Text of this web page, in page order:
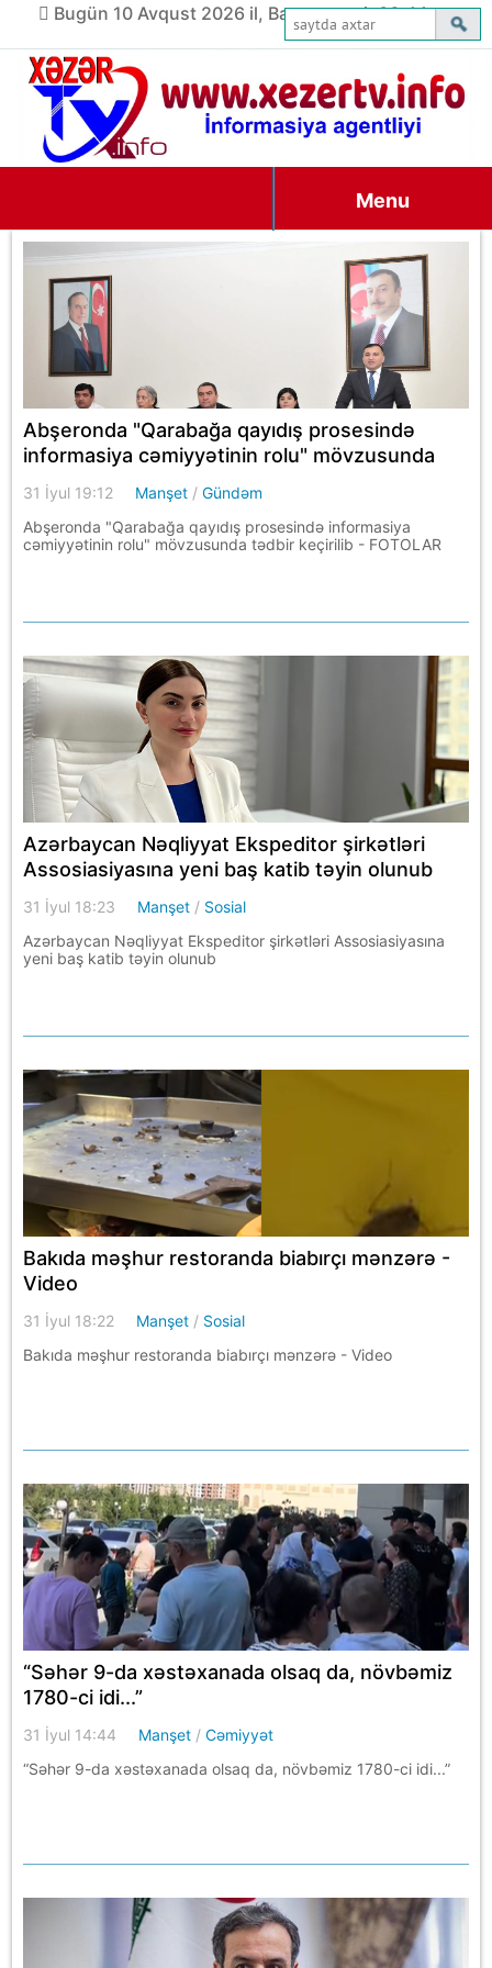
Bugün 10 Avqust 2026 il, Bazar ertəsi, 06:44
Menu
Abşeronda "Qarabağa qayıdış prosesində
informasiya cəmiyyətinin rolu" mövzusunda
tədbir keçirilib - FOTOLAR
31 İyul 19:12 Manşet /Gündəm
Abşeronda "Qarabağa qayıdış prosesində informasiya
cəmiyyətinin rolu" mövzusunda tədbir keçirilib - FOTOLAR
Azərbaycan Nəqliyyat Ekspeditor şirkətləri
Assosiasiyasına yeni baş katib təyin olunub
31 İyul 18:23 Manşet / Sosial
Azərbaycan Nəqliyyat Ekspeditor şirkətləri Assosiasiyasına
yeni baş katib təyin olunub
Bakıda məşhur restoranda biabırçı mənzərə -
Video
31 İyul 18:22 Manşet / Sosial
Bakıda məşhur restoranda biabırçı mənzərə - Video
“Səhər 9-da xəstəxanada olsaq da, növbəmiz
1780-ci idi...”
31 İyul 14:44 Manşet /Cəmiyyət
“Səhər 9-da xəstəxanada olsaq da, növbəmiz 1780-ci idi...”